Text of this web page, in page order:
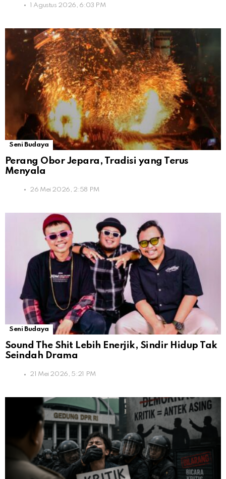
1 Agustus 2026, 6:03 PM
Seni Budaya
Perang Obor Jepara, Tradisi yang Terus
Menyala
26 Mei 2026, 2:58 PM
Seni Budaya
Sound The Shit Lebih Enerjik, Sindir Hidup Tak
Seindah Drama
21 Mei 2026, 5:21 PM